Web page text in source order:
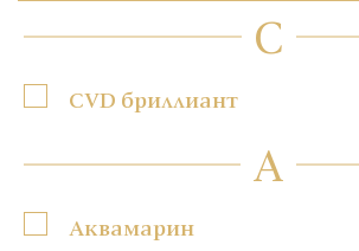
C
CVD бриллиант
А
Аквамарин